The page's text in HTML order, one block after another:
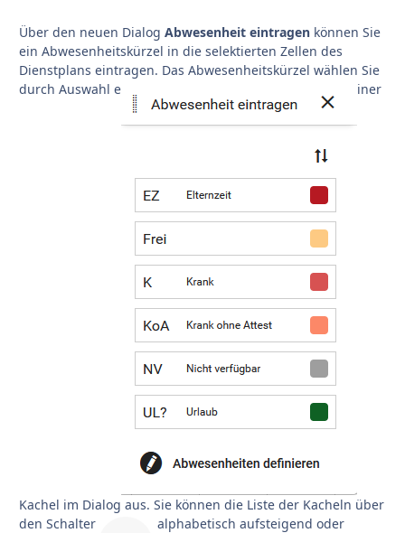
Über den neuen Dialog Abwesenheit eintragen können Sie
ein Abwesenheitskürzel in die selektierten Zellen des
Dienstplans eintragen. Das Abwesenheitskürzel wählen Sie
durch Auswahl e
iner
Kachel im Dialog aus. Sie können die Liste der Kacheln über
den Schalter
alphabetisch aufsteigend oder